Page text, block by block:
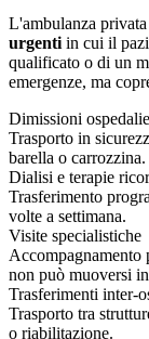
L'ambulanza
urgenti in cui il
qualificato o di un
emergenze, ma
Dimissioni
Trasporto in
barella o carrozzina.
Dialisi e terapie
Trasferimento
volte a settimana.
Visite specialistiche
Accompagnamento
non può muoversi
Trasferimenti inter-
Trasporto tra
o riabilitazione.